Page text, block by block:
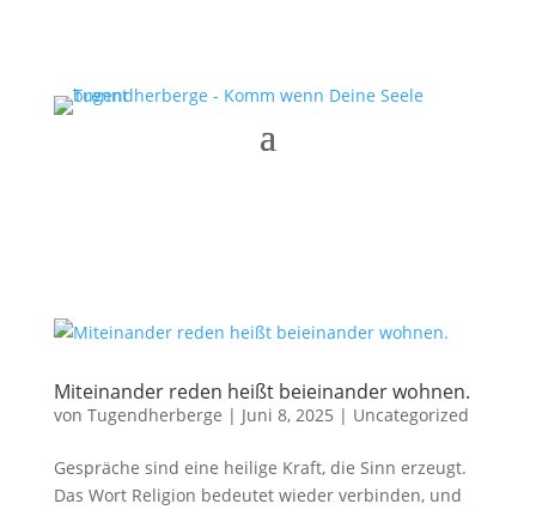
Miteinander reden heißt beieinander wohnen.
von Tugendherberge | Juni 8, 2025 | Uncategorized
Gespräche sind eine heilige Kraft, die Sinn erzeugt.
Das Wort Religion bedeutet wieder verbinden, und